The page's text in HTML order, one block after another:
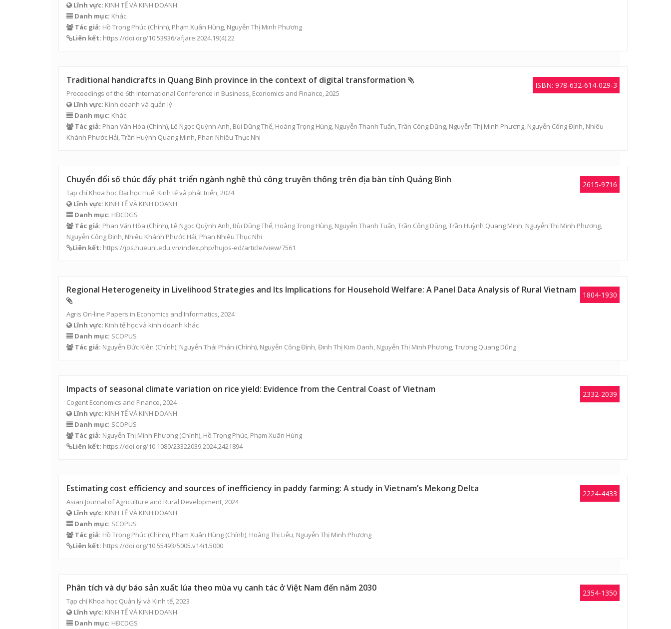
Lĩnh vực: KINH TẾ VÀ KINH DOANH
Danh mục: Khác
Tác giả: Hồ Trọng Phúc (Chính), Phạm Xuân Hùng, Nguyễn Thị Minh Phương
Liên kết: https://doi.org/10.53936/afjare.2024.19(4).22
ISBN: 978-632-614-029-3
Traditional handicrafts in Quang Binh province in the context of digital transformation
Proceedings of the 6th International Conference in Business, Economics and Finance, 2025
Lĩnh vực: Kinh doanh và quản lý
Danh mục: Khác
Tác giả: Phan Văn Hòa (Chính), Lê Ngọc Quỳnh Anh, Bùi Dũng Thể, Hoàng Trọng Hùng, Nguyễn Thanh Tuấn,Trần Công Dũng, Nguyễn Thị Minh Phương, Nguyễn Công Định, Nhiêu
Khánh Phước Hải, Trần Huỳnh Quang Minh, Phan Nhiêu Thục Nhi
2615-9716
Chuyển đổi số thúc đẩy phát triển ngành nghề thủ công truyền thống trên địa bàn tỉnh Quảng Bình
Tạp chí Khoa học Đại học Huế: Kinh tế và phát triển, 2024
Lĩnh vực: KINH TẾ VÀ KINH DOANH
Danh mục: HĐCDGS
Tác giả: Phan Văn Hòa (Chính), Lê Ngọc Quỳnh Anh, Bùi Dũng Thể, Hoàng Trọng Hùng, Nguyễn Thanh Tuấn,Trần Công Dũng,Trần Huỳnh Quang Minh, Nguyễn Thị Minh Phương,
Nguyễn Công Định, Nhiêu Khánh Phước Hải, Phan Nhiêu Thục Nhi
Liên kết: https://jos.hueuni.edu.vn/index.php/hujos-ed/article/view/7561
1804-1930
Regional Heterogeneity in Livelihood Strategies and Its Implications for Household Welfare: A Panel Data Analysis of Rural Vietnam
Agris On-line Papers in Economics and Informatics, 2024
Lĩnh vực: Kinh tế học và kinh doanh khác
Danh mục: SCOPUS
Tác giả: Nguyễn Đức Kiên (Chính), Nguyễn Thái Phán (Chính), Nguyễn Công Định,Đinh Thị Kim Oanh, Nguyễn Thị Minh Phương, Trương Quang Dũng
2332-2039
Impacts of seasonal climate variation on rice yield: Evidence from the Central Coast of Vietnam
Cogent Economics and Finance, 2024
Lĩnh vực: KINH TẾ VÀ KINH DOANH
Danh mục: SCOPUS
Tác giả: Nguyễn Thị Minh Phương (Chính), Hồ Trọng Phúc, Phạm Xuân Hùng
Liên kết: https://doi.org/10.1080/23322039.2024.2421894
2224-4433
Estimating cost efficiency and sources of inefficiency in paddy farming: A study in Vietnam’s Mekong Delta
Asian Journal of Agriculture and Rural Development, 2024
Lĩnh vực: KINH TẾ VÀ KINH DOANH
Danh mục: SCOPUS
Tác giả: Hồ Trọng Phúc (Chính), Phạm Xuân Hùng (Chính), Hoàng Thị Liễu, Nguyễn Thị Minh Phương
Liên kết: https://doi.org/10.55493/5005.v14i1.5000
2354-1350
Phân tích và dự báo sản xuất lúa theo mùa vụ canh tác ở Việt Nam đến năm 2030
Tạp chí Khoa học Quản lý và Kinh tế, 2023
Lĩnh vực: KINH TẾ VÀ KINH DOANH
Danh mục: HĐCDGS